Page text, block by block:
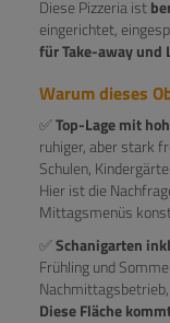
Diese Pizzeria ist
eingerichtet,
für Take-away und
Warum dieses
✅Top-Lage mit
ruhiger, aber stark
Schulen,
Hier ist die
Mittagsmenüs
✅Schanigarten
Frühling und
Diese Fläche